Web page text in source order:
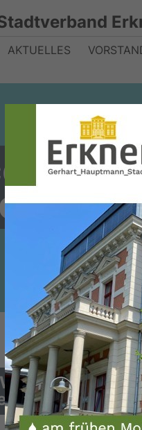
AKTUELLES